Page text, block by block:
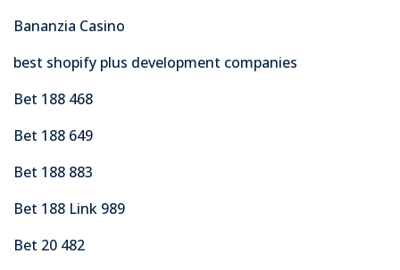
Bananzia Casino
best shopify plus development companies
Bet 188 468
Bet 188 649
Bet 188 883
Bet 188 Link 989
Bet 20 482